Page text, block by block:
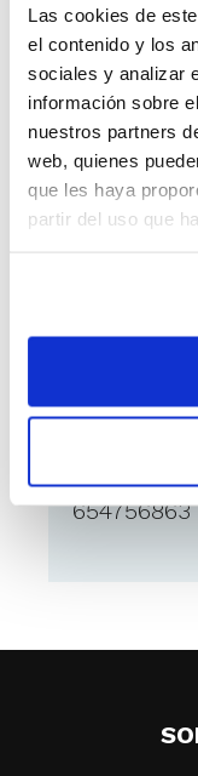
Las cookies de
el contenido y los
sociales y analizar
información sobre
nuestros partners
web, quienes
que les haya
partir del uso que
sportiu xe
alaquas
Sportiu Xe
cadete
26,
nuestro
con el
654756863